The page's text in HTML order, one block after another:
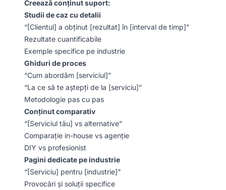
Creează conținut suport:
Studii de caz cu detalii
“[Clientul] a obținut [rezultat] în [interval de timp]”
Rezultate cuantificabile
Exemple specifice pe industrie
Ghiduri de proces
“Cum abordăm [serviciul]”
“La ce să te aștepți de la [serviciu]”
Metodologie pas cu pas
Conținut comparativ
“[Serviciul tău] vs alternative”
Comparație in-house vs agenție
DIY vs profesionist
Pagini dedicate pe industrie
“[Serviciu] pentru [industrie]”
Provocări și soluții specifice